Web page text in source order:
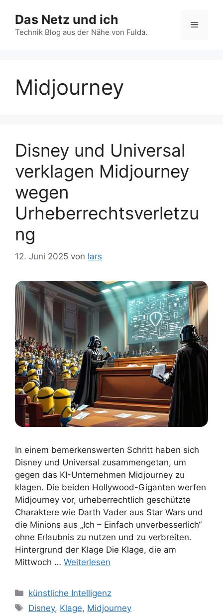
Inhalt
springen
Das Netz und ich
Technik Blog aus der Nähe von Fulda.
Menü
Midjourney
Disney und Universal
verklagen Midjourney
wegen
Urheberrechtsverletzu
ng
12. Juni 2025 von lars
In einem bemerkenswerten Schritt haben sich
Disney und Universal zusammengetan, um
gegen das KI-Unternehmen Midjourney zu
klagen. Die beiden Hollywood-Giganten werfen
Midjourney vor, urheberrechtlich geschützte
Charaktere wie Darth Vader aus Star Wars und
die Minions aus „Ich – Einfach unverbesserlich“
ohne Erlaubnis zu nutzen und zu verbreiten.
Hintergrund der Klage Die Klage, die am
Mittwoch … Weiterlesen
Kategorien
künstliche Intelligenz
Schlagwörter
Disney, Klage, Midjourney